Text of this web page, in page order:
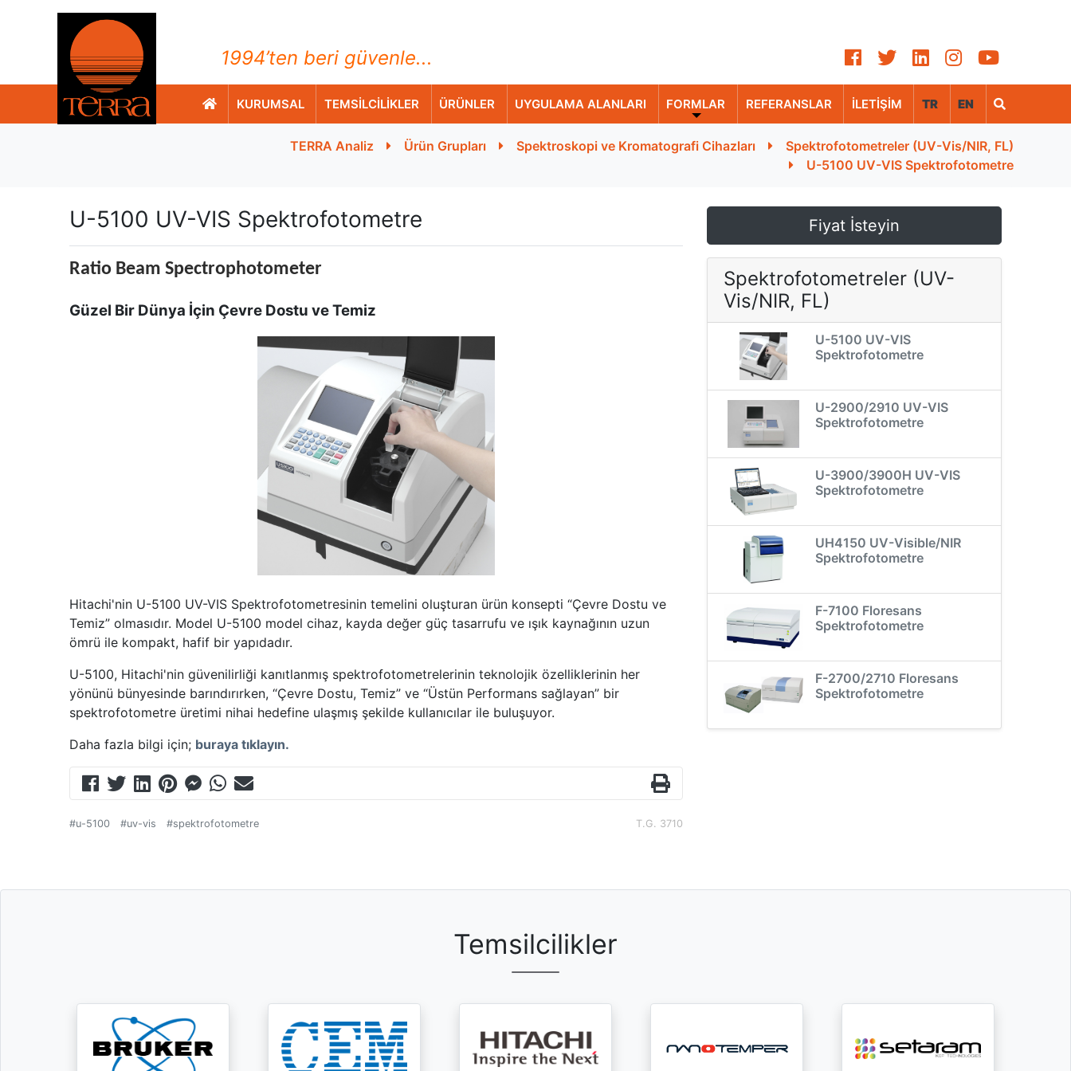
TERRA Analiz ve Ölçüm Cihazları Ticaret A.Ş.
1994’ten beri güvenle...
KURUMSAL TEMSİLCİLİKLER ÜRÜNLER UYGULAMA ALANLARI FORMLAR REFERANSLAR İLETİŞİM TR EN
TERRA Analiz Ürün Grupları Spektroskopi ve Kromatografi Cihazları
Spektrofotometreler (UV-Vis/NIR, FL)
U-5100 UV-VIS Spektrofotometre
U-5100 UV-VIS Spektrofotometre
Ratio Beam Spectrophotometer
Güzel Bir Dünya İçin Çevre Dostu veTemiz
Hitachi'nin U-5100 UV-VIS Spektrofotometresinin temelini oluşturan ürün konsepti “Çevre Dostu ve
Temiz” olmasıdır. Model U-5100 model cihaz, kayda değer güç tasarrufu ve ışık kaynağının uzun
ömrü ile kompakt, hafif bir yapıdadır.
U-5100, Hitachi'nin güvenilirliği kanıtlanmış spektrofotometrelerinin teknolojik özelliklerinin her
yönünü bünyesinde barındırırken, “Çevre Dostu, Temiz” ve “Üstün Performans sağlayan” bir
spektrofotometre üretimi nihai hedefine ulaşmış şekilde kullanıcılar ile buluşuyor.
Daha fazla bilgi için; buraya tıklayın.
T.G. 3710
#u-5100 #uv-vis #spektrofotometre
Fiyat İsteyin
Spektrofotometreler (UV-
Vis/NIR, FL)
U-5100 UV-VIS
Spektrofotometre
U-2900/2910 UV-VIS
Spektrofotometre
U-3900/3900H UV-VIS
Spektrofotometre
UH4150 UV-Visible/NIR
Spektrofotometre
F-7100 Floresans
Spektrofotometre
F-2700/2710 Floresans
Spektrofotometre
Temsilcilikler